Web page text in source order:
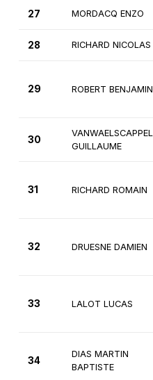
27 MORDACQ ENZO
28 RICHARD NICOLAS
29 ROBERT BENJAMIN
30
VANWAELSCAPPEL
GUILLAUME
31 RICHARD ROMAIN
32 DRUESNE DAMIEN
33 LALOT LUCAS
34
DIAS MARTIN
BAPTISTE